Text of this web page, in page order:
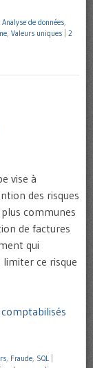
Analyse de données,
, Valeurs uniques
2
vise à
des risques
communes
de factures
qui
limiter ce risque
, Fraude, SQL